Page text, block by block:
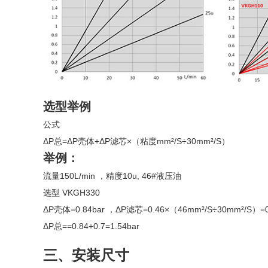
选型举例
公式
ΔP总=ΔP壳体+ΔP滤芯×（粘度mm²/S÷30mm²/S）
举例：
流量150L/min ，精度10u, 46#液压油
选型 VKGH330
ΔP壳体=0.84bar ，ΔP滤芯=0.46×（46mm²/S÷30mm²/S）
ΔP总==0.84+0.7=1.54bar
三、安装尺寸